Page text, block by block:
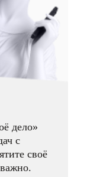
дело»
с
своё